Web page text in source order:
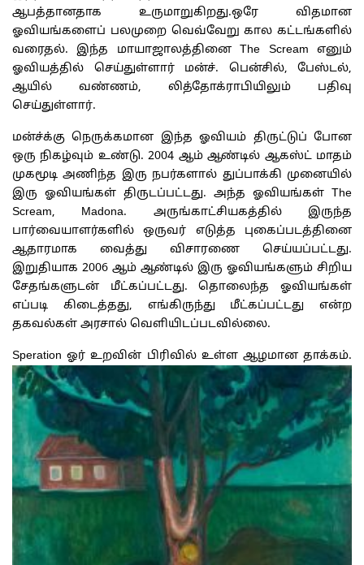
ஆபத்தானதாக உருமாறுகிறது.ஒரே விதமான
ஓவியங்களைப் பலமுறை வெவ்வேறு கால கட்டங்களில்
வரைதல். இந்த மாயாஜாலத்தினை The Scream எனும்
ஓவியத்தில் செய்துள்ளார் மன்ச். பென்சில், பேஸ்டல்,
ஆயில் வண்ணம், லித்தோக்ராபியிலும் பதிவு
செய்துள்ளார்.
மன்ச்க்கு நெருக்கமான இந்த ஓவியம் திருட்டுப் போன
ஒரு நிகழ்வும் உண்டு. 2004 ஆம் ஆண்டில் ஆகஸ்ட் மாதம்
முகமூடி அணிந்த இரு நபர்களால் துப்பாக்கி முனையில்
இரு ஓவியங்கள் திருடப்பட்டது. அந்த ஓவியங்கள் The
Scream, Madona. அருங்காட்சியகத்தில் இருந்த
பார்வையாளர்களில் ஒருவர் எடுத்த புகைப்படத்தினை
ஆதாரமாக வைத்து விசாரணை செய்யப்பட்டது.
இறுதியாக 2006 ஆம் ஆண்டில் இரு ஓவியங்களும் சிறிய
சேதங்களுடன் மீட்கப்பட்டது. தொலைந்த ஓவியங்கள்
எப்படி கிடைத்தது, எங்கிருந்து மீட்கப்பட்டது என்ற
தகவல்கள் அரசால் வெளியிடப்படவில்லை.
Speration ஓர் உறவின் பிரிவில் உள்ள ஆழமான தாக்கம்.